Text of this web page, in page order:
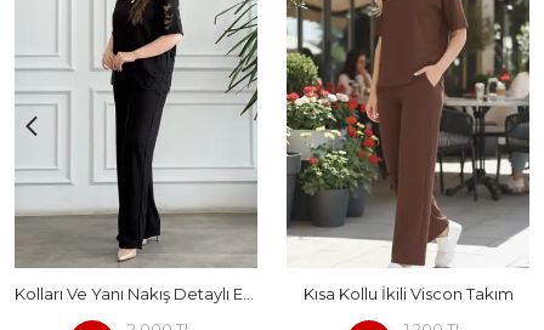
Kısa Kollu İkili Viscon Takım